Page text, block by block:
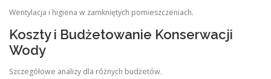
Wentylacja i higiena w zamkniętych pomieszczeniach.
Koszty i Budżetowanie Konserwacji
Wody
Szczegółowe analizy dla różnych budżetów.